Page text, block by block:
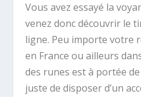
Vous avez essayé la
venez donc découvrir le
ligne. Peu importe votre
en France ou ailleurs
des runes est à portée
juste de disposer d’un